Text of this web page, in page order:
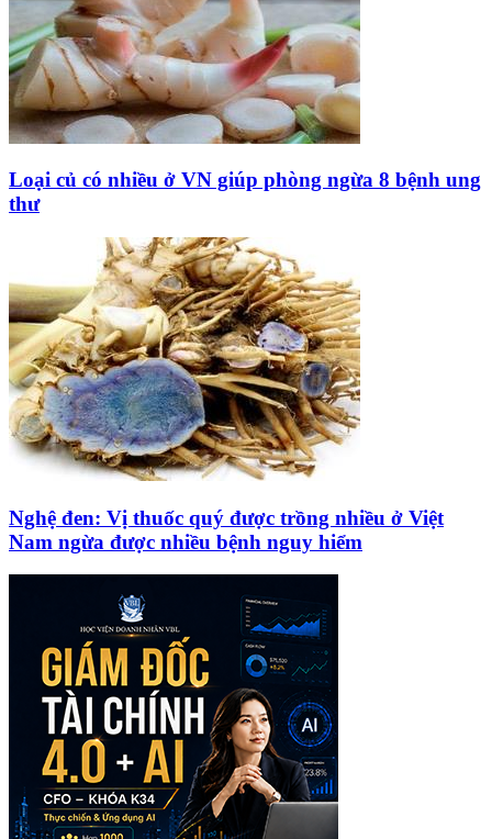
Loại củ có nhiều ở VN giúp phòng ngừa 8 bệnh ung
thư
Nghệ đen: Vị thuốc quý được trồng nhiều ở Việt
Nam ngừa được nhiều bệnh nguy hiểm